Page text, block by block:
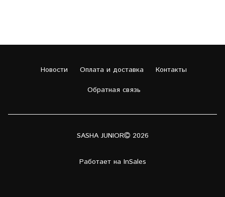
Новости Оплата и доставка
Контакты
Обратная связь
SASHA JUNIOR 2026
Работает на InSales